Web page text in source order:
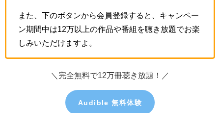
また、下のボタンから会員登録すると、キャンペー
ン期間中は12万以上の作品や番組を聴き放題でお楽
しみいただけますよ。
＼完全無料で12万冊聴き放題！／
Audible 無料体験